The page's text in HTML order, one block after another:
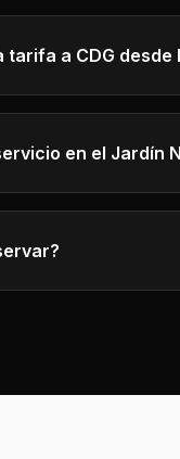
tarifa a CDG
en el Jardín